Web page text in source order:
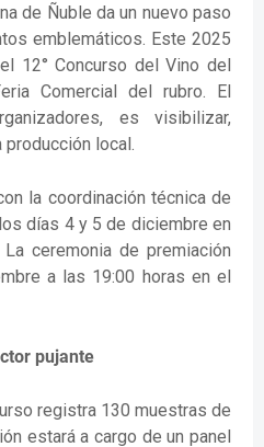
de Ñuble da un nuevo paso
emblemáticos. Este 2025
12° Concurso del Vino del
Comercial del rubro. El
es visibilizar,
local.
la coordinación técnica de
días 4 y 5 de diciembre en
ceremonia de premiación
a las 19:00 horas en el
pujante
registra 130 muestras de
estará a cargo de un panel